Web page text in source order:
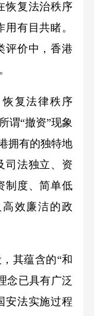
复法治秩序
有目共睹。
评价中，香港
复法律秩序
谓“撤资”现象
拥有的独特地
司法独立、资
制度、简单低
效廉洁的政
其蕴含的“和
念已具有广泛
安法实施过程